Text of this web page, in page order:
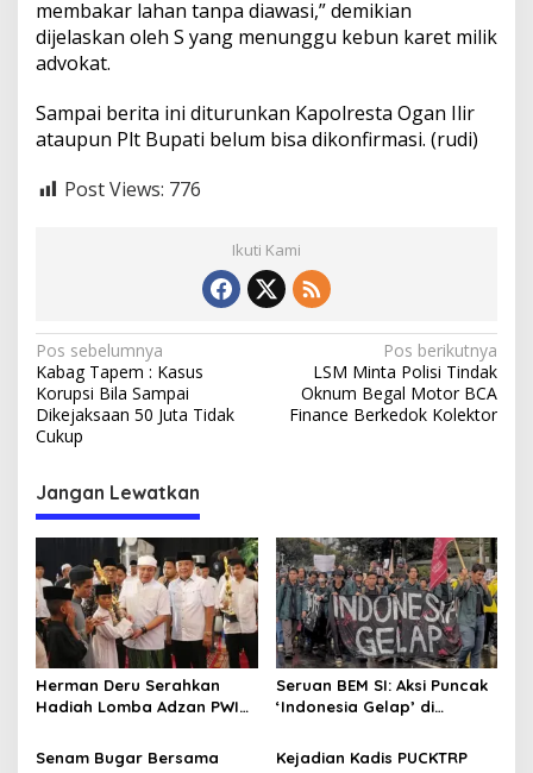
k
a
p
i
membakar lahan tanpa diawasi,” demikian
dijelaskan oleh S yang menunggu kebun karet milik
advokat.
Sampai berita ini diturunkan Kapolresta Ogan Ilir
ataupun Plt Bupati belum bisa dikonfirmasi. (rudi)
Post Views: 776
Ikuti Kami
N
a
v
i
g
a
s
i
p
o
s
Pos sebelumnya
Kabag Tapem : Kasus
Korupsi Bila Sampai
Dikejaksaan 50 Juta Tidak
Cukup
Pos berikutnya
LSM Minta Polisi Tindak
Oknum Begal Motor BCA
Finance Berkedok Kolektor
Jangan Lewatkan
Herman Deru Serahkan
Hadiah Lomba Adzan PWI
Syiar Islam
Seruan BEM SI: Aksi Puncak
‘Indonesia Gelap’ di
Ketat Ditengah Pelantikan
Senam Bugar Bersama
Kejadian Kadis PUCKTRP